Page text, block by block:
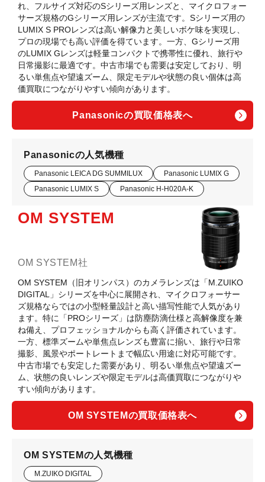
れ、フルサイズ対応のSシリーズ用レンズと、マイクロフォー
サーズ規格のGシリーズ用レンズが主流です。Sシリーズ用の
LUMIX S PROレンズは高い解像力と美しいボケ味を実現し、
プロの現場でも高い評価を得ています。一方、Gシリーズ用
のLUMIX Gレンズは軽量コンパクトで携帯性に優れ、旅行や
日常撮影に最適です。中古市場でも需要は安定しており、明
るい単焦点や望遠ズーム、限定モデルや状態の良い個体は高
価買取につながりやすい傾向があります。
Panasonicの買取価格表へ
Panasonicの人気機種
Panasonic LEICA DG SUMMILUX
Panasonic LUMIX G
Panasonic LUMIX S
Panasonic H-H020A-K
OM SYSTEM
OM SYSTEM社
OM SYSTEM（旧オリンパス）のカメラレンズは「M.ZUIKO
DIGITAL」シリーズを中心に展開され、マイクロフォーサー
ズ規格ならではの小型軽量設計と高い描写性能で人気があり
ます。特に「PROシリーズ」は防塵防滴仕様と高解像度を兼
ね備え、プロフェッショナルからも高く評価されています。
一方、標準ズームや単焦点レンズも豊富に揃い、旅行や日常
撮影、風景やポートレートまで幅広い用途に対応可能です。
中古市場でも安定した需要があり、明るい単焦点や望遠ズー
ム、状態の良いレンズや限定モデルは高価買取につながりや
すい傾向があります。
OM SYSTEMの買取価格表へ
OM SYSTEMの人気機種
M.ZUIKO DIGITAL